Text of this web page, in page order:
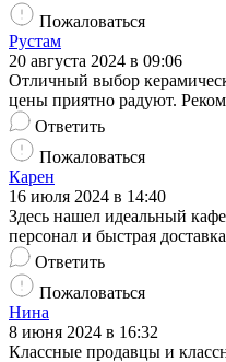
Пожаловаться
Рустам
20 августа 2024 в 09:06
Отличный выбор
цены приятно радуют.
Ответить
Пожаловаться
Карен
16 июля 2024 в 14:40
Здесь нашел идеальный
персонал и быстрая
Ответить
Пожаловаться
Нина
8 июня 2024 в 16:32
Классные продавцы и